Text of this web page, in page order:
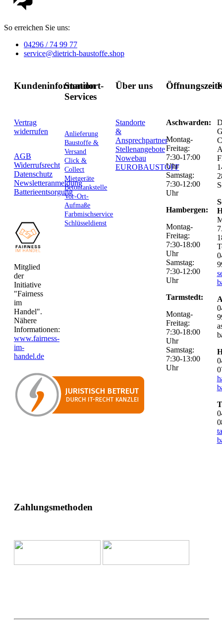
So erreichen Sie uns:
04296 / 74 99 77
service@dietrich-baustoffe.shop
Kundeninformation
Vertrag
widerrufen
AGB
Widerrufsrecht
Datenschutz
Newsletteranmeldung
Batterieentsorgung
Mitglied
der
Initiative
"Fairness
im
Handel".
Nähere
Informationen:
www.fairness-
im-
handel.de
Standort-
Services
Anlieferung
Baustoffe &
Versand
Click &
Collect
Mietgeräte
Betontankstelle
Vor-Ort-
Aufmaße
Farbmischservice
Schlüsseldienst
Über uns
Standorte
&
Ansprechpartner
Stellenangebote
Nowebau
EUROBAUSTOFF
Aschwarden:
Montag-
Freitag:
7:30-17:00
Uhr
Samstag:
7:30-12:00
Uhr
Hambergen:
Montag-
Freitag:
7:30-18:00
Uhr
Samstag:
7:30-12:00
Uhr
Tarmstedt:
Montag-
Freitag:
7:30-18:00
Uhr
Samstag:
7:30-13:00
Uhr
Zahlungsmethoden